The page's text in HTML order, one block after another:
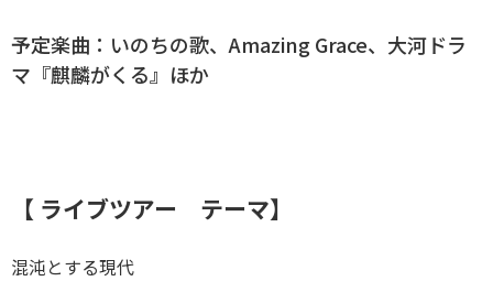
予定楽曲：いのちの歌、Amazing Grace、大河ドラ
マ『麒麟がくる』ほか
【 ライブツアー テーマ】
混沌とする現代